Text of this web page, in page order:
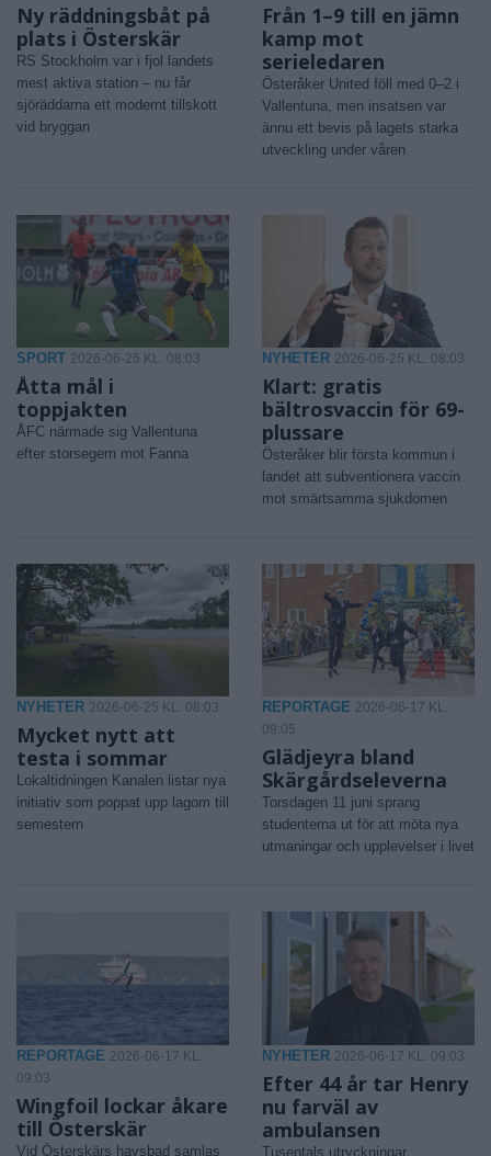
Ny räddningsbåt på
plats i Österskär
RS Stockholm var i fjol landets
mest aktiva station – nu får
sjöräddarna ett modernt tillskott
vid bryggan
Från 1–9 till en jämn
kamp mot
serieledaren
Österåker United föll med 0–2 i
Vallentuna, men insatsen var
ännu ett bevis på lagets starka
utveckling under våren
SPORT 2026-06-25 KL. 08:03
Åtta mål i
toppjakten
ÅFC närmade sig Vallentuna
efter storsegern mot Fanna
NYHETER 2026-06-25 KL. 08:03
Klart: gratis
bältrosvaccin för 69-
plussare
Österåker blir första kommun i
landet att subventionera vaccin
mot smärtsamma sjukdomen
NYHETER 2026-06-25 KL. 08:03
Mycket nytt att
testa i sommar
Lokaltidningen Kanalen listar nya
initiativ som poppat upp lagom till
semestern
REPORTAGE 2026-06-17 KL.
09:05
Glädjeyra bland
Skärgårdseleverna
Torsdagen 11 juni sprang
studenterna ut för att möta nya
utmaningar och upplevelser i livet
REPORTAGE 2026-06-17 KL.
09:03
Wingfoil lockar åkare
till Österskär
Vid Österskärs havsbad samlas
NYHETER 2026-06-17 KL. 09:03
Efter 44 år tar Henry
nu farväl av
ambulansen
Tusentals utryckningar,